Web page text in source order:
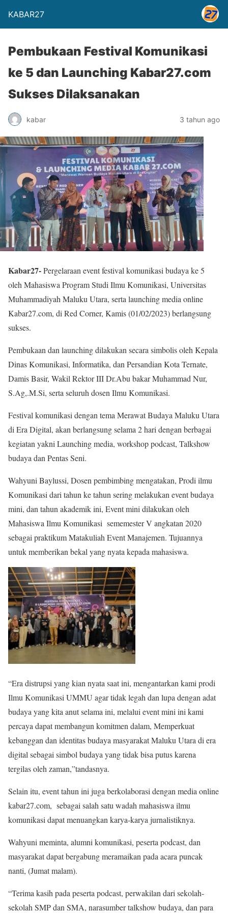
KABAR27
Pembukaan Festival Komunikasi
ke 5 dan Launching Kabar27.com
Sukses Dilaksanakan
kabar 3 tahun ago
Kabar27-Pergelaraan event festival komunikasi budaya ke 5
oleh Mahasiswa Program Studi Ilmu Komunikasi, Universitas
Muhammadiyah Maluku Utara, serta launching media online
Kabar27.com, di Red Corner, Kamis (01/02/2023) berlangsung
sukses.
Pembukaan dan launching dilakukan secara simbolis oleh Kepala
Dinas Komunikasi, Informatika, dan Persandian Kota Ternate,
Damis Basir, Wakil Rektor III Dr.Abu bakar Muhammad Nur,
S.Ag,.M.Si, serta seluruh dosen Ilmu Komunikasi.
Festival komunikasi dengan tema Merawat Budaya Maluku Utara
di Era Digital, akan berlangsung selama 2 hari dengan berbagai
kegiatan yakni Launching media, workshop podcast, Talkshow
budaya dan Pentas Seni.
Wahyuni Baylussi, Dosen pembimbing mengatakan, Prodi ilmu
Komunikasi dari tahun ke tahun sering melakukan event budaya
mini, dan tahun akademik ini, Event mini dilakukan oleh
Mahasiswa Ilmu Komunikasi sememester V angkatan 2020
sebagai praktikum Matakuliah Event Manajemen. Tujuannya
untuk memberikan bekal yang nyata kepada mahasiswa.
“Era distrupsi yang kian nyata saat ini, mengantarkan kami prodi
Ilmu Komunikasi UMMU agar tidak legah dan lupa dengan adat
budaya yang kita anut selama ini, melalui event mini ini kami
percaya dapat membangun komitmen dalam, Memperkuat
kebanggan dan identitas budaya masyarakat Maluku Utara di era
digital sebagai simbol budaya yang tidak bisa putus karena
tergilas oleh zaman,”tandasnya.
Selain itu, event tahun ini juga berkolaborasi dengan media online
kabar27.com, sebagai salah satu wadah mahasiswa ilmu
komunikasi dapat menuangkan karya-karya jurnalistiknya.
Wahyuni meminta, alumni komunikasi, peserta podcast, dan
masyarakat dapat bergabung meramaikan pada acara puncak
nanti, (Jumat malam).
“Terima kasih pada peserta podcast, perwakilan dari sekolah-
sekolah SMP dan SMA, narasumber talkshow budaya, dan para